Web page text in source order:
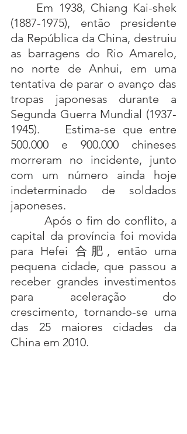
Em 1938, Chiang Kai-shek
(1887-1975), então presidente
da República da China, destruiu
as barragens do Rio Amarelo,
no norte de Anhui, em uma
tentativa de parar o avanço das
tropas japonesas durante a
Segunda Guerra Mundial (1937-
1945). 	Estima-se que entre
500.000 e 900.000 chineses
morreram no incidente, junto
com um número ainda hoje
indeterminado de soldados
japoneses.
capital da província foi movida
para Hefei 合肥, então uma
pequena cidade, que passou a
receber grandes investimentos
para aceleração do
crescimento, tornando-se uma
das 25 maiores cidades da
China em 2010.